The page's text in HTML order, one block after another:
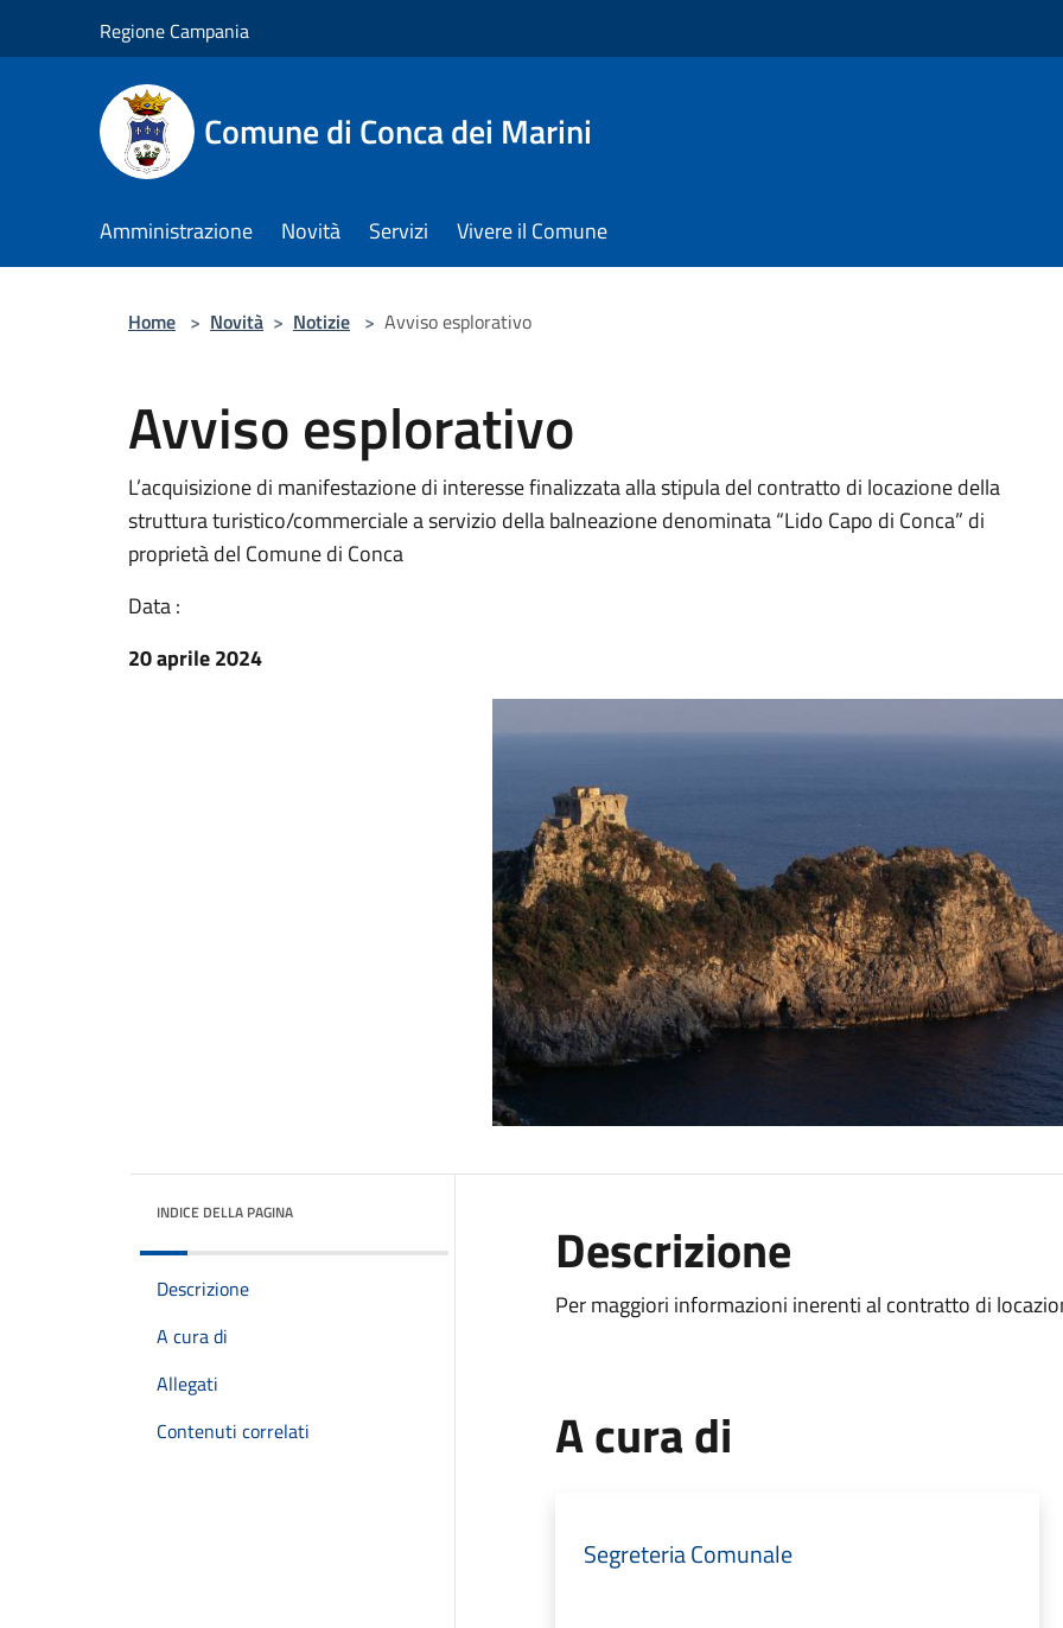
Regione Campania
Comune di Conca dei Marini
Amministrazione Novità Servizi Vivere il Comune
Home > Novità > Notizie > Avviso esplorativo
Avviso esplorativo
L’acquisizione di manifestazione di interesse finalizzata alla stipula del contratto di locazione della
struttura turistico/commerciale a servizio della balneazione denominata “Lido Capo di Conca” di
proprietà del Comune di Conca
Data :
20 aprile 2024
INDICE DELLA PAGINA
Descrizione
A cura di
Allegati
Contenuti correlati
Descrizione
Per maggiori informazioni inerenti al contratto di
A cura di
Segreteria Comunale